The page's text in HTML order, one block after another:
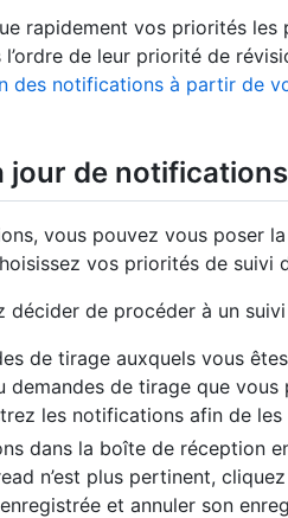
rapidement vos priorités
de leur priorité de
des notifications à partir de
jour de
vous pouvez vous poser
vos priorités de suivi
décider de procéder à un
de tirage auxquels vous
demandes de tirage que
les notifications afin de
dans la boîte de réception
n’est plus pertinent, cliquez
et annuler son